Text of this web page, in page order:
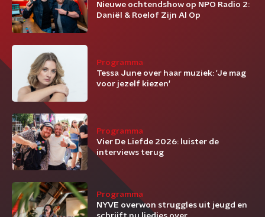
Nieuwe ochtendshow op NPO Radio 2:
Daniël & Roelof Zijn Al Op
Programma
Tessa June over haar muziek: 'Je mag
voor jezelf kiezen'
Programma
Vier De Liefde 2026: luister de
interviews terug
Programma
NYVE overwon struggles uit jeugd en